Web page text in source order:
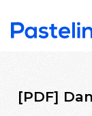
[PDF]